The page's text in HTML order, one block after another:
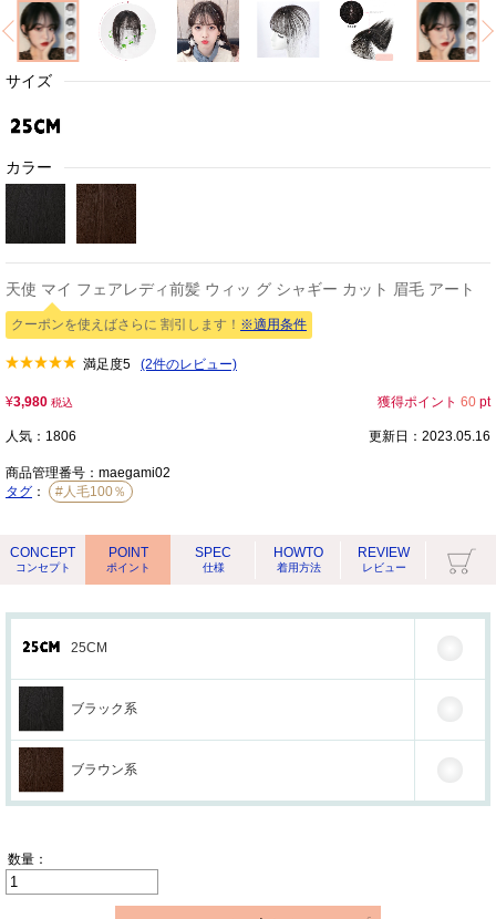
サイズ
カラー
天使 マイ フェアレディ前髪 ウィッ グ シャギー カット 眉毛 アート
クーポンを使えばさらに 割引します！ ※適用条件
満足度5 (2件のレビュー)
¥3,980 税込 獲得ポイント 60 pt
人気：1806 更新日：2023.05.16
商品管理番号： maegami02
タグ ： #人毛100％
CONCEPT
コンセプト
POINT
ポイント
SPEC
仕様
HOWTO
着用方法
REVIEW
レビュー
25CM
ブラック系
ブラウン系
数量：